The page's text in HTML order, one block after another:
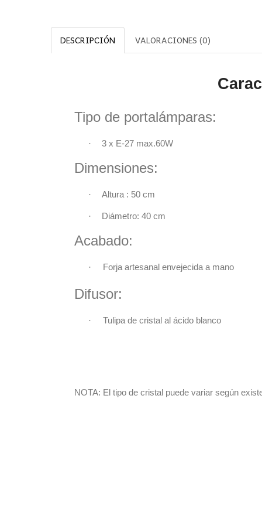
DESCRIPCIÓN VALORACIONES (0)
Tipo de portalámparas:
· 3 x E-27
· Altura : 50
· Diámetro: 40 cm
Acabado:
· Forja artesanal envejecida a mano
Difusor:
· Tulipa de cristal al ácido blanco
NOTA: El tipo de cristal puede variar según